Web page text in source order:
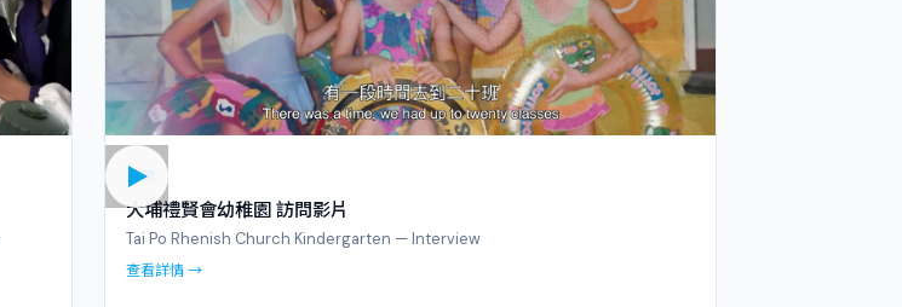
訪問
大埔禮賢會幼稚園 訪問影片
Tai Po Rhenish Church Kindergarten — Interview
查看詳情 →